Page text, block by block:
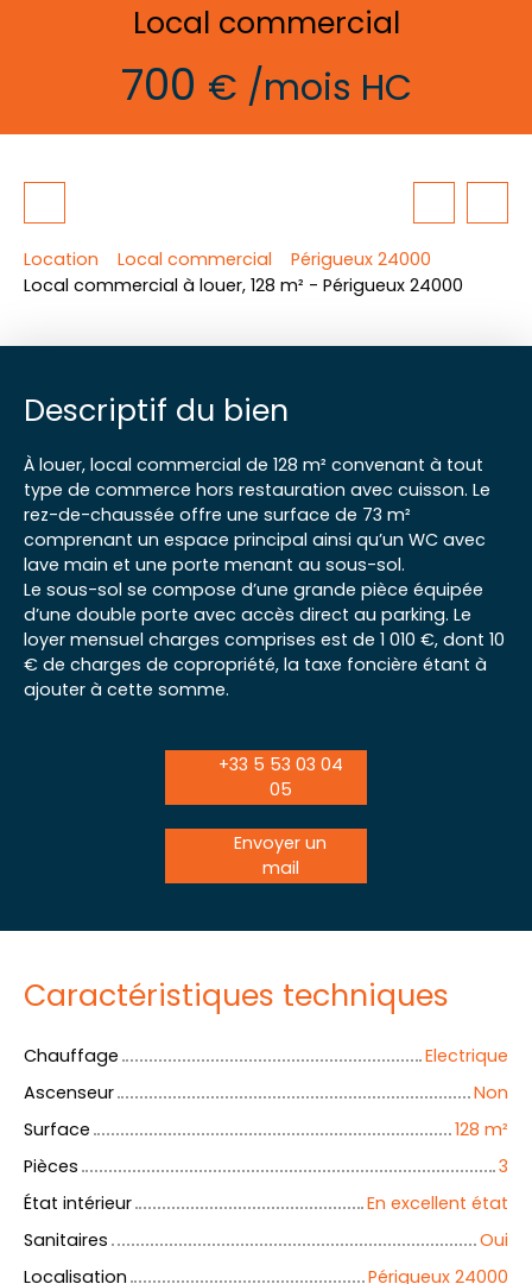
Local commercial
700 € /mois HC
Location Local commercial
Périgueux 24000
Local commercial à louer, 128 m² - Périgueux 24000
Descriptif du bien
À louer, local commercial de 128 m² convenant à tout
type de commerce hors restauration avec cuisson. Le
rez-de-chaussée offre une surface de 73 m²
comprenant un espace principal ainsi qu’un WC avec
lave main et une porte menant au sous-sol.
Le sous-sol se compose d’une grande pièce équipée
d’une double porte avec accès direct au parking. Le
loyer mensuel charges comprises est de 1 010 €, dont 10
€ de charges de copropriété, la taxe foncière étant à
ajouter à cette somme.
+33 5 53 03 04
05
Envoyer un
mail
Caractéristiques techniques
Chauffage
Electrique
Ascenseur
Non
Surface
128 m²
Pièces
3
État intérieur
En excellent état
Sanitaires
Oui
Localisation
Périgueux 24000